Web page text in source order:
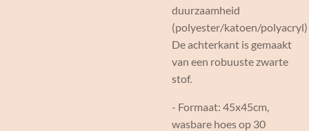
duurzaamheid
(polyester/katoen/polyacryl)
De achterkant is gemaakt
van een robuuste zwarte
stof.
- Formaat: 45x45cm,
wasbare hoes op 30